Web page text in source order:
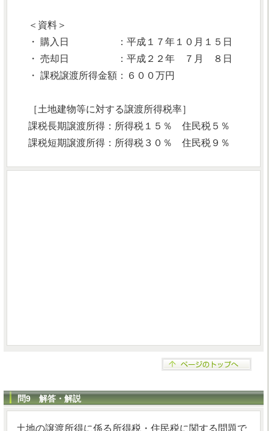
＜資料＞
・ 購入日 ：平成１７年１０月１５日
・ 売却日 ：平成２２年 ７月 ８日
・ 課税譲渡所得金額：６００万円
［土地建物等に対する譲渡所得税率］
課税長期譲渡所得：所得税１５％ 住民税５％
課税短期譲渡所得：所得税３０％ 住民税９％
問9 解答・解説
土地の譲渡所得に係る所得税・住民税に関する問題で